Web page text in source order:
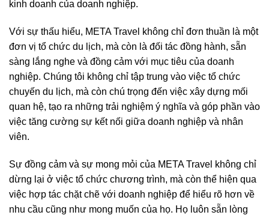
kinh doanh của doanh nghiệp.
Với sự thấu hiểu, META Travel không chỉ đơn thuần là một
đơn vị tổ chức du lịch, mà còn là đối tác đồng hành, sẵn
sàng lắng nghe và đồng cảm với mục tiêu của doanh
nghiệp. Chúng tôi không chỉ tập trung vào việc tổ chức
chuyến du lịch, mà còn chú trọng đến việc xây dựng mối
quan hệ, tạo ra những trải nghiệm ý nghĩa và góp phần vào
việc tăng cường sự kết nối giữa doanh nghiệp và nhân
viên.
Sự đồng cảm và sự mong mỏi của META Travel không chỉ
dừng lại ở việc tổ chức chương trình, mà còn thể hiện qua
việc hợp tác chặt chẽ với doanh nghiệp để hiểu rõ hơn về
nhu cầu cũng như mong muốn của họ. Họ luôn sẵn lòng